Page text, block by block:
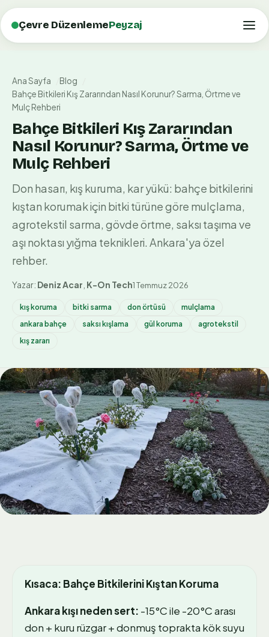
Çevre DüzenlemePeyzaj
Ana Sayfa
Blog
Bahçe Bitkileri Kış Zararından Nasıl Korunur? Sarma, Örtme ve
Mulç Rehberi
Bahçe Bitkileri Kış Zararından
Nasıl Korunur? Sarma, Örtme ve
Mulç Rehberi
Don hasarı, kış kuruma, kar yükü: bahçe bitkilerini
kıştan korumak için bitki türüne göre mulçlama,
agrotekstil sarma, gövde örtme, saksı taşıma ve
aşı noktası yığma teknikleri. Ankara'ya özel
rehber.
Yazar: Deniz Acar K-On Tech1 Temmuz 2026
kış koruma bitki sarma don örtüsü
mulçlama
ankara bahçe
saksı kışlama gül koruma
agrotekstil
kış zararı
Kısaca: Bahçe Bitkilerini Kıştan Koruma
Ankara kışı neden sert: -15°C ile -20°C arası
don + kuru rüzgar + donmuş toprakta kök suyu